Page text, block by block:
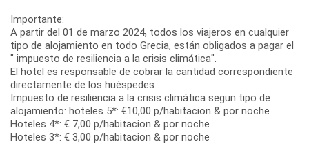
Importante:
A partir del 01 de marzo 2024, todos los viajeros en cualquier
tipo de alojamiento en todo Grecia, están obligados a pagar el
" impuesto de resiliencia a la crisis climática".
El hotel es responsable de cobrar la cantidad correspondiente
directamente de los huéspedes.
Impuesto de resiliencia a la crisis climática segun tipo de
alojamiento: hoteles 5*: €10,00 p/habitacion & por noche
Hoteles 4*: € 7,00 p/habitacion & por noche
Hoteles 3*: € 3,00 p/habitacion & por noche